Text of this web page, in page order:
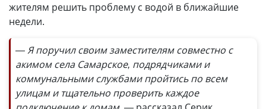
жителям решить проблему с водой в ближайшие
недели.
— Я поручил своим заместителям совместно с
акимом села Самарское, подрядчиками и
коммунальными службами пройтись по всем
улицам и тщательно проверить каждое